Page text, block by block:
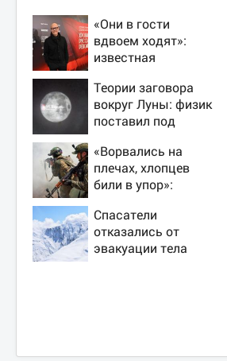
«Они в гости
вдвоем ходят»:
известная
подтвердила роман
Бондарчука и
Исаковой
Теории заговора
вокруг Луны: физик
поставил под
NASA
«Ворвались на
плечах, хлопцев
били в упор»:
Дружковка стала
могильником для
«птах Мадьяра»
Спасатели
отказались от
эвакуации тела